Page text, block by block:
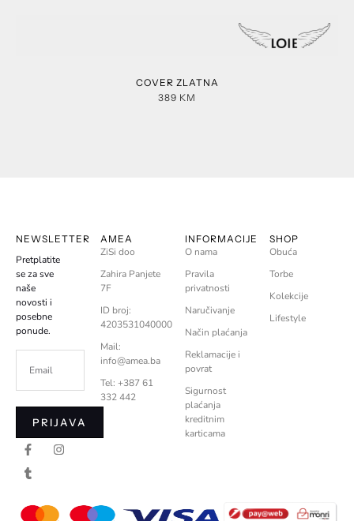
COVER ZLATNA
389 KM
NEWSLETTER
Pretplatite
se za sve
naše
novosti i
posebne
ponude.
PRIJAVA
AMEA
ZiSi doo
Zahira Panjete
7F
ID broj:
4203531040000
Mail:
info@amea.ba
Tel: +387 61
332 442
INFORMACIJE
O nama
Pravila
privatnosti
Naručivanje
Način plaćanja
Reklamacije i
povrat
Sigurnost
plaćanja
kreditnim
karticama
SHOP
Obuća
Torbe
Kolekcije
Lifestyle